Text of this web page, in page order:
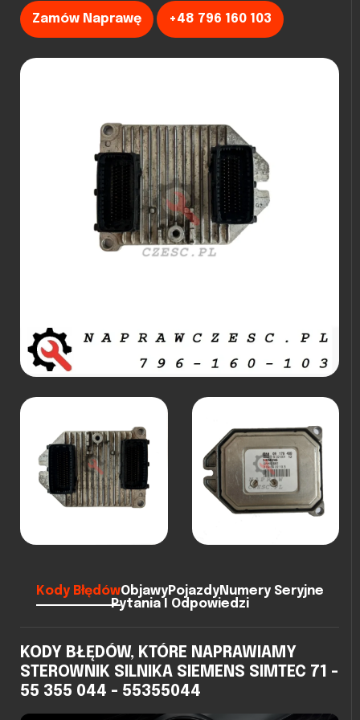
Zamów Naprawę +48 796 160 103
Kody BłędówObjawyPojazdyNumery Seryjne
Pytania I Odpowiedzi
KODY BŁĘDÓW, KTÓRE NAPRAWIAMY
STEROWNIK SILNIKA SIEMENS SIMTEC 71 -
55 355 044 - 55355044